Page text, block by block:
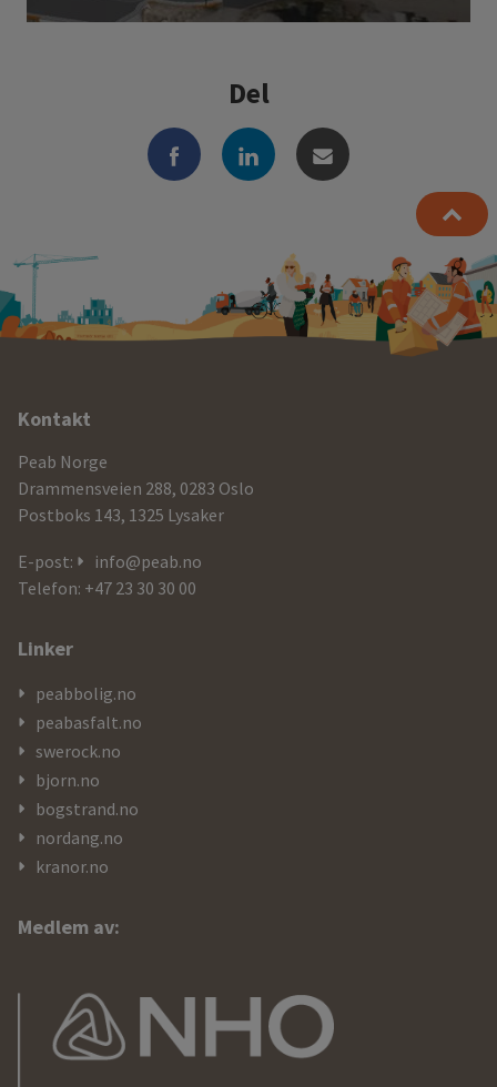
Del
Ytterligere
informasjon
og
kontaktdetaljer
Kontakt
Peab Norge
Drammensveien 288, 0283 Oslo
Postboks 143, 1325 Lysaker
E-post:
info@peab.no
Telefon: +47 23 30 30 00
Linker
peabbolig.no
peabasfalt.no
swerock.no
bjorn.no
bogstrand.no
nordang.no
kranor.no
Medlem av: